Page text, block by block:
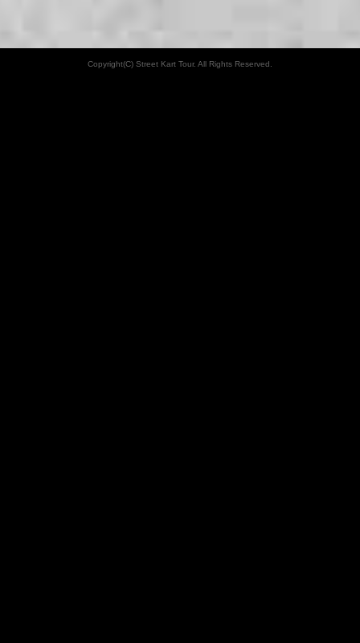
Copyright(C) Street Kart Tour. All Rights Reserved.